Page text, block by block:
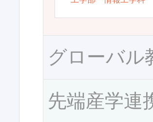
グローバル
先端産学連